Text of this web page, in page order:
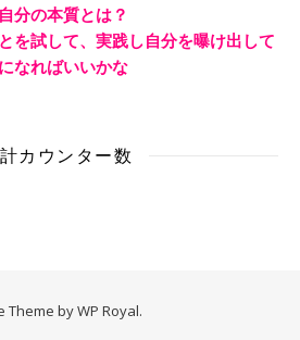
分の本質とは？
を試して、実践し自分を曝け出して
なればいいかな
カウンター数
Theme byWP Royal.